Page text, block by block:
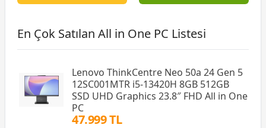
En Çok Satılan All in One PC Listesi
Lenovo ThinkCentre Neo 50a 24 Gen 5
12SC001MTR i5-13420H 8GB 512GB
SSD UHD Graphics 23.8″ FHD All in One
PC
47.999 TL